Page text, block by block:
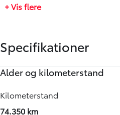
+ Vis flere
Specifikationer
Alder og kilometerstand
Kilometerstand
74.350 km
Motor og ydelse
0-100 km/t
6,20 sek.
Elektriske egenskaber
Batteristørrelse
12,40 kWh
Rummelighed og mål
Køreklar vægt
1825 kg
Økonomi
Brændstofforbrug (NEDC)
83,30 km/l
Annoncedata
Senest rettet
30-07-2026